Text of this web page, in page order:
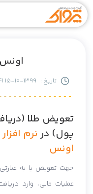
تاریخ : 1399-10-15 09:41
تعویض طلا
پول) در نرم
اونس
جهت تعویض یا به
عملیات مالی، وارد